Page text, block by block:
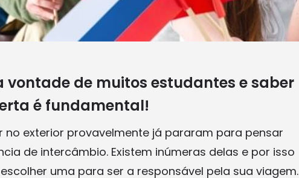
vontade de muitos estudantes e saber
é fundamental!
no exterior provavelmente já pararam para pensar
de intercâmbio. Existem inúmeras delas e por isso
uma para ser a responsável pela sua viagem.